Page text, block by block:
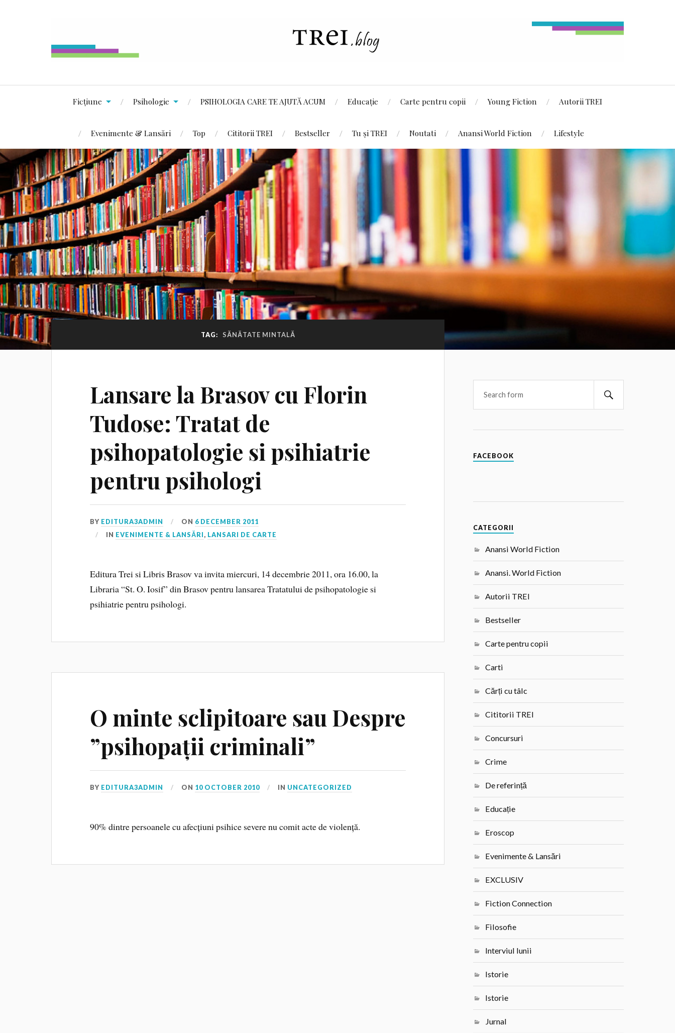
Ficțiune Psihologie PSIHOLOGIA CARE TE AJUTĂ ACUM Educație Carte pentru copii Young Fiction Autorii TREI
Evenimente & Lansări Top Cititorii TREI Bestseller Tu și TREI Noutati Anansi World Fiction Lifestyle
TAG: SĂNĂTATE MINTALĂ
Lansare la Brasov cu Florin
Tudose: Tratat de
psihopatologie si psihiatrie
pentru psihologi
BY EDITURA3ADMIN ON 6 DECEMBER 2011
IN EVENIMENTE & LANSĂRI, LANSARI DE CARTE
Editura Trei si Libris Brasov va invita miercuri, 14 decembrie 2011, ora 16.00, la
Libraria “St. O. Iosif” din Brasov pentru lansarea Tratatului de psihopatologie si
psihiatrie pentru psihologi.
O minte sclipitoare sau Despre
”psihopații criminali”
BY EDITURA3ADMIN ON 10 OCTOBER 2010 IN UNCATEGORIZED
90% dintre persoanele cu afecțiuni psihice severe nu comit acte de violență.
FACEBOOK
CATEGORII
Anansi World Fiction
Anansi. World Fiction
Autorii TREI
Bestseller
Carte pentru copii
Carti
Cărți cu tâlc
Cititorii TREI
Concursuri
Crime
De referință
Educație
Eroscop
Evenimente & Lansări
EXCLUSIV
Fiction Connection
Filosofie
Interviul lunii
Istorie
Istorie
Jurnal